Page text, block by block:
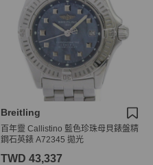
Breitling
百年靈 Callistino 藍色珍珠母貝錶盤精
鋼石英錶 A72345 拋光
TWD 43,337